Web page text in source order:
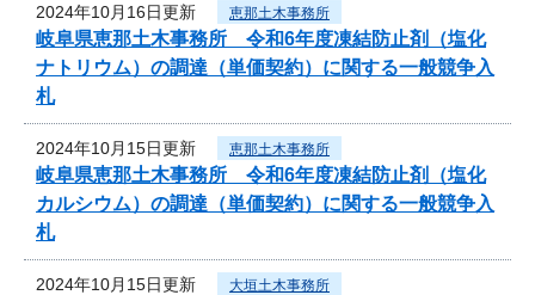
2024年10月16日更新 恵那土木事務所
岐阜県恵那土木事務所 令和6年度凍結防止剤（塩化
ナトリウム）の調達（単価契約）に関する一般競争入
札
2024年10月15日更新 恵那土木事務所
岐阜県恵那土木事務所 令和6年度凍結防止剤（塩化
カルシウム）の調達（単価契約）に関する一般競争入
札
2024年10月15日更新 大垣土木事務所